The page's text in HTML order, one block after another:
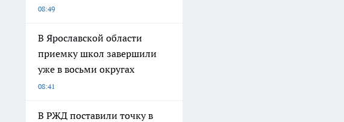
08:49
В Ярославской области
приемку школ завершили
уже в восьми округах
08:41
В РЖД поставили точку в